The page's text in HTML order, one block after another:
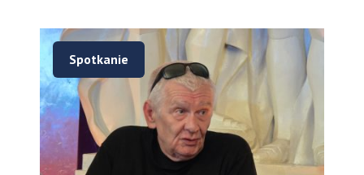
Spotkanie